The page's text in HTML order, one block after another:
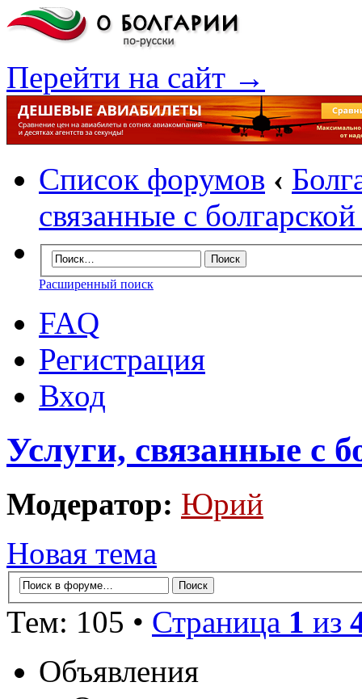
Перейти на сайт →
Список форумов ‹
связанные с
Расширенный поиск
FAQ
Регистрация
Вход
Услуги, связанные с
Модератор: Юрий
Новая тема
Тем: 105 • Страница 1 из
Объявления